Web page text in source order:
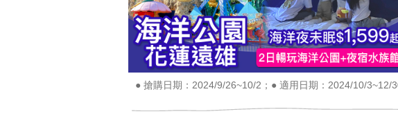
● 搶購日期：2024/9/26~10/2；● 適用日期：2024/10/3~12/